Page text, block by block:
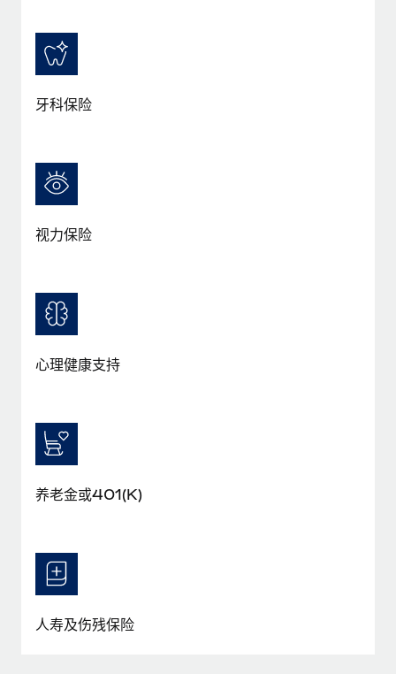
six-month project with a dedicated team....
了解更多
牙科保险
视力保险
心理健康支持
养老金或401(K)
人寿及伤残保险